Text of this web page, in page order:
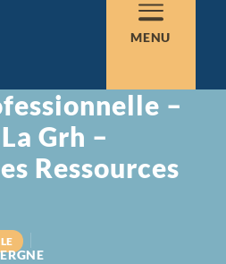
MENU
–
Grh –
Ressources